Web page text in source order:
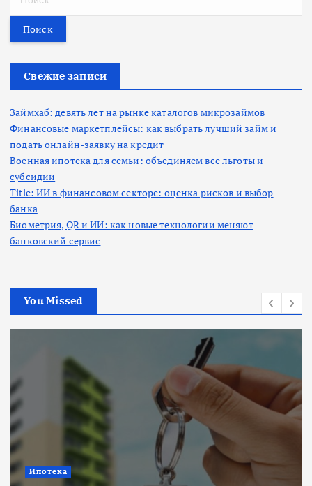
т
Свежие записи
Займхаб: девять лет на рынке каталогов микрозаймов
Финансовые маркетплейсы: как выбрать лучший займ и
подать онлайн-заявку на кредит
Военная ипотека для семьи: объединяем все льготы и
субсидии
Title: ИИ в финансовом секторе: оценка рисков и выбор
банка
Биометрия, QR и ИИ: как новые технологии меняют
банковский сервис
You Missed
Ипотека